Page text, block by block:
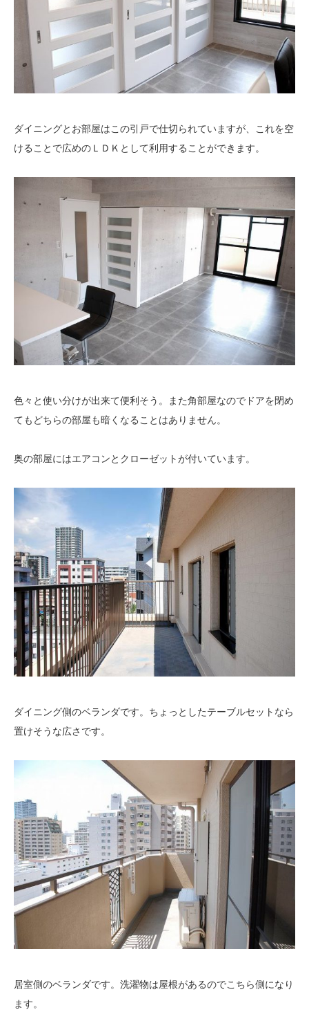
ダイニングとお部屋はこの引戸で仕切られていますが、これを空
けることで広めのＬＤＫとして利用することができます。
色々と使い分けが出来て便利そう。また角部屋なのでドアを閉め
てもどちらの部屋も暗くなることはありません。
奥の部屋にはエアコンとクローゼットが付いています。
ダイニング側のベランダです。ちょっとしたテーブルセットなら
置けそうな広さです。
居室側のベランダです。洗濯物は屋根があるのでこちら側になり
ます。